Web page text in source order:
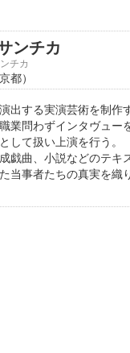
ンチカ
チカ
都）
出する実演芸術を制作
業問わずインタヴュー
して扱い上演を行う。
戯曲、小説などのテキ
当事者たちの真実を織